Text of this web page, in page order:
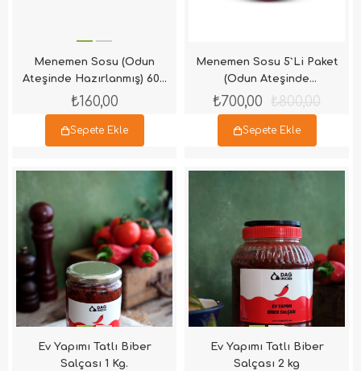
Menemen Sosu (Odun
Ateşinde Hazırlanmış) 600
Gr
₺160,00
Sepete Ekle
Menemen Sosu 5`Li Paket
(Odun Ateşinde
Hazırlanmış) 600 Gr
₺700,00 ₺800,00
Sepete Ekle
Ev Yapımı Tatlı Biber
Salçası 1 Kg.
Ev Yapımı Tatlı Biber
Salçası 2 kg